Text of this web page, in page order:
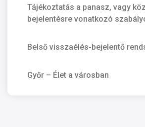
Tájékoztatás a panasz, vagy
bejelentésre vonatkozó
Belső visszaélés-bejelentő
Győr – Élet a városban